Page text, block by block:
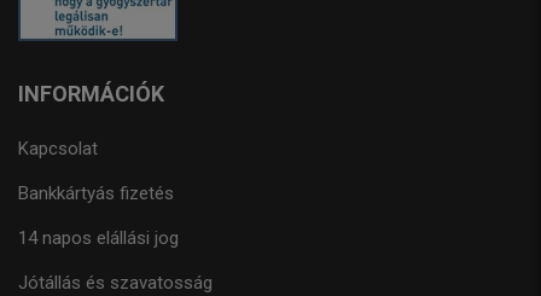
INFORMÁCIÓK
Kapcsolat
Bankkártyás fizetés
14 napos elállási jog
Jótállás és szavatosság